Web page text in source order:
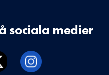
sociala medier